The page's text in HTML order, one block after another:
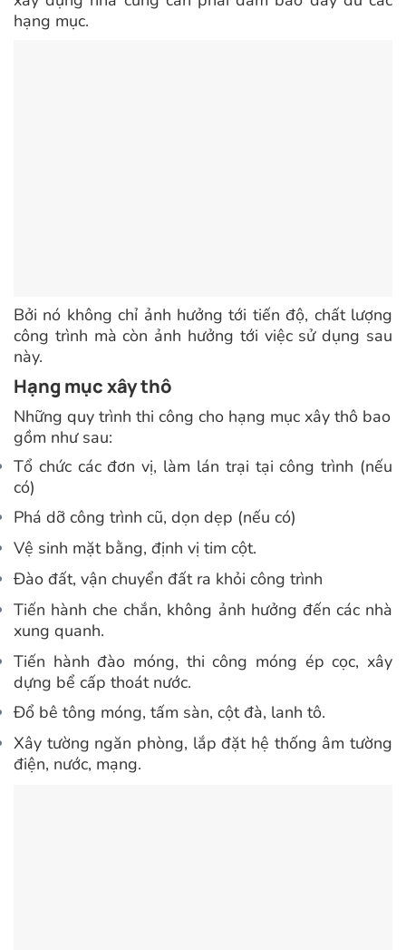
hạng mục.
Bởi nó không chỉ ảnh hưởng tới tiến độ, chất lượng
công trình mà còn ảnh hưởng tới việc sử dụng sau
này.
Hạng mục xây thô
Những quy trình thi công cho hạng mục xây thô bao
gồm như sau:
Tổ chức các đơn vị, làm lán trại tại công trình (nếu
có)
Phá dỡ công trình cũ, dọn dẹp (nếu có)
Vệ sinh mặt bằng, định vị tim cột.
Đào đất, vận chuyển đất ra khỏi công trình
Tiến hành che chắn, không ảnh hưởng đến các nhà
xung quanh.
Tiến hành đào móng, thi công móng ép cọc, xây
dựng bể cấp thoát nước.
Đổ bê tông móng, tấm sàn, cột đà, lanh tô.
Xây tường ngăn phòng, lắp đặt hệ thống âm tường
điện, nước, mạng.